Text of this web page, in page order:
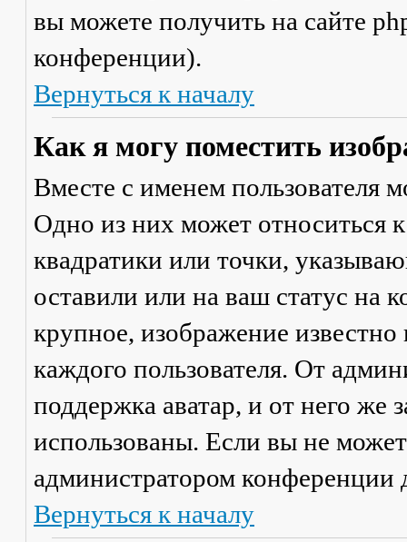
вы можете получить на сайте
конференции).
Вернуться к началу
Как я могу поместить
Вместе с именем пользователя
Одно из них может относиться
квадратики или точки,
оставили или на ваш статус на
крупное, изображение
каждого пользователя. От
поддержка аватар, и от него же
использованы. Если вы не
администратором конференции
Вернуться к началу